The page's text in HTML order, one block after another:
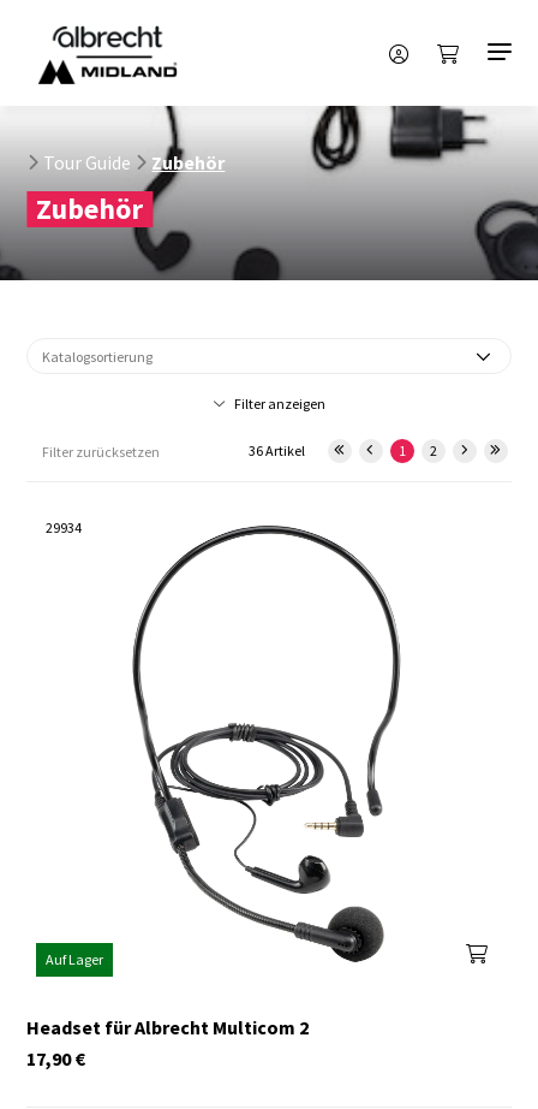
Tour Guide Zubehör
Zubehör
Filter anzeigen
Filter zurücksetzen 1 2
36 Artikel
29934
Auf Lager
Headset für Albrecht Multicom 2
€
17,90